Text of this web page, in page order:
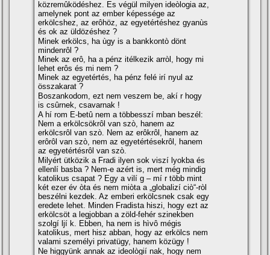
közremûködéshez. Es végül milyen ideòlogia az,
amelynek pont az ember képessége az
erkölcshez, az erôhöz, az egyetértéshez gyanùs
és ok az üldözéshez ?
Minek erkölcs, ha ùgy is a bankkontò dönt
mindenrôl ?
Minek az erô, ha a pénz itélkezik arròl, hogy mi
lehet erôs és mi nem ?
Minek az egyetértés, ha pénz felé irí nyul az
összakarat ?
Boszankodom, ezt nem veszem be, akí r hogy
is csûrnek, csavarnak !
A hí rom E-betû nem a többesszí mban beszél:
Nem a erkölcsökrôl van szò, hanem az
erkölcsrôl van szò. Nem az erôkrôl, hanem az
erôrôl van szò, nem az egyetértésekrôl, hanem
az egyetértésrôl van szò.
Milyért ütközik a Fradi ilyen sok viszí lyokba és
ellenlí basba ? Nem-e azért is, mert még mindig
katolikus csapat ? Egy a vilí g – mí r több mint
két ezer év òta és nem miòta a „globalizí ciò“-ròl
beszélni kezdek. Az emberi erkölcsnek csak egy
eredete lehet. Minden Fradista hiszi, hogy ezt az
erkölcsöt a legjobban a zöld-fehér szinekben
szolgí ljí k. Ebben, ha nem is hìvô mégis
katolikus, mert hisz abban, hogy az erkölcs nem
valami személyi privatügy, hanem közügy !
Ne higgyünk annak az ideològií nak, hogy nem